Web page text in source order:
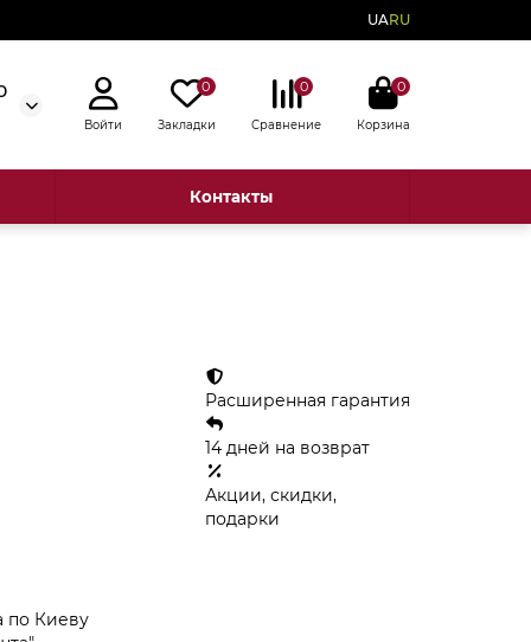
UARU
Войти
0
Закладки
0
Сравнение
0
Корзина
Контакты
по Киеву
Расширенная гарантия
14 дней на возврат
Акции, скидки,
подарки